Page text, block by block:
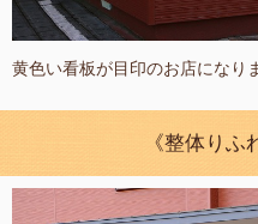
黄色い看板が目印のお店になり
《整体り